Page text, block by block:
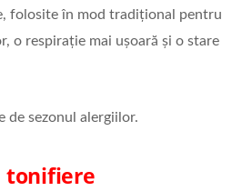
folosite în mod tradițional pentru
o respirație mai ușoară și o stare
sezonul alergiilor.
tonifiere